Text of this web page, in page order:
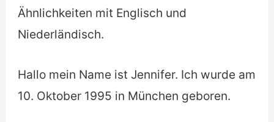
Ähnlichkeiten mit Englisch und
Niederländisch.
Hallo mein Name ist Jennifer. Ich wurde am
10. Oktober 1995 in München geboren.